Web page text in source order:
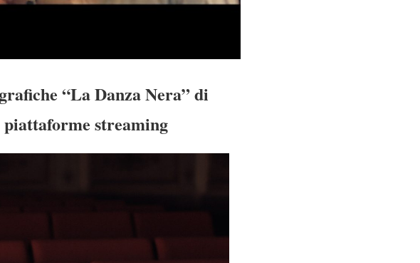
“La Danza Nera” di
streaming